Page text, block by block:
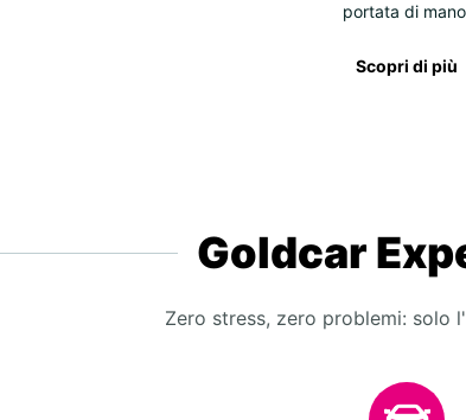
portata di
Scopri di più
Goldcar
Zero stress, zero problemi: solo